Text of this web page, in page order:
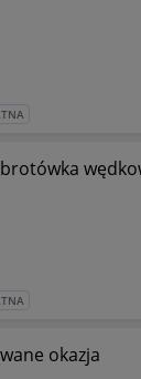
okazja